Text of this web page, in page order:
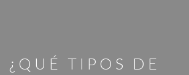
¿QUÉ TIPOS DE